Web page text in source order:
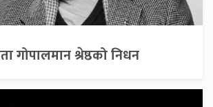
गोपालमान श्रेष्ठको निधन